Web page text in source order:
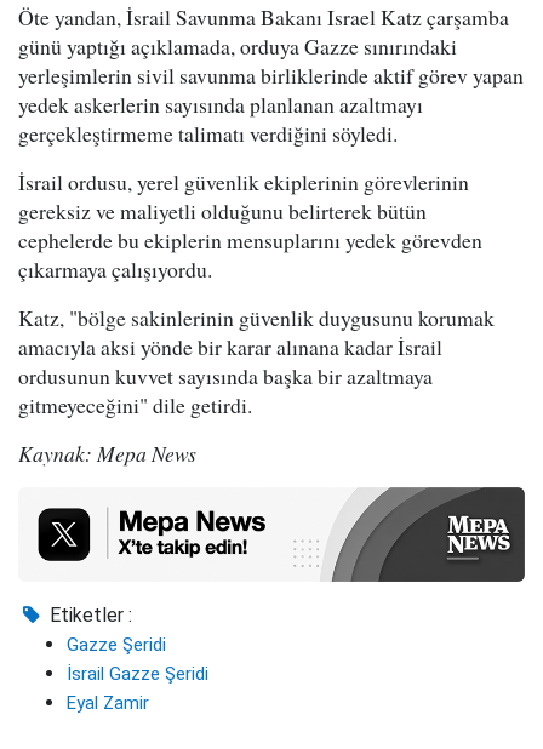
Öte yandan, İsrail Savunma Bakanı Israel Katz çarşamba
günü yaptığı açıklamada, orduya Gazze sınırındaki
yerleşimlerin sivil savunma birliklerinde aktif görev yapan
yedek askerlerin sayısında planlanan azaltmayı
gerçekleştirmeme talimatı verdiğini söyledi.
İsrail ordusu, yerel güvenlik ekiplerinin görevlerinin
gereksiz ve maliyetli olduğunu belirterek bütün
cephelerde bu ekiplerin mensuplarını yedek görevden
çıkarmaya çalışıyordu.
Katz, "bölge sakinlerinin güvenlik duygusunu korumak
amacıyla aksi yönde bir karar alınana kadar İsrail
ordusunun kuvvet sayısında başka bir azaltmaya
gitmeyeceğini" dile getirdi.
Kaynak: Mepa News
Etiketler :
Gazze Şeridi
İsrail Gazze Şeridi
Eyal Zamir